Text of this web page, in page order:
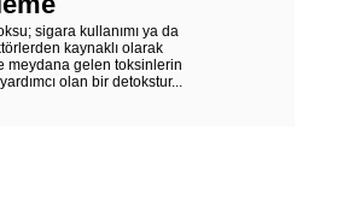
sigara kullanımı ya da
kaynaklı olarak
meydana gelen toksinlerin
olan bir detokstur...